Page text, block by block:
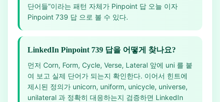
단어들”이라는 패턴 자체가 Pinpoint 답 오늘 이자
Pinpoint 739 답 으로 볼 수 있다.
LinkedIn Pinpoint 739 답을 어떻게 찾나요?
먼저 Corn, Form, Cycle, Verse, Lateral 앞에 uni 를 붙
여 보고 실제 단어가 되는지 확인한다. 이어서 힌트에
제시된 정의가 unicorn, uniform, unicycle, universe,
unilateral 과 정확히 대응하는지 검증하면 LinkedIn